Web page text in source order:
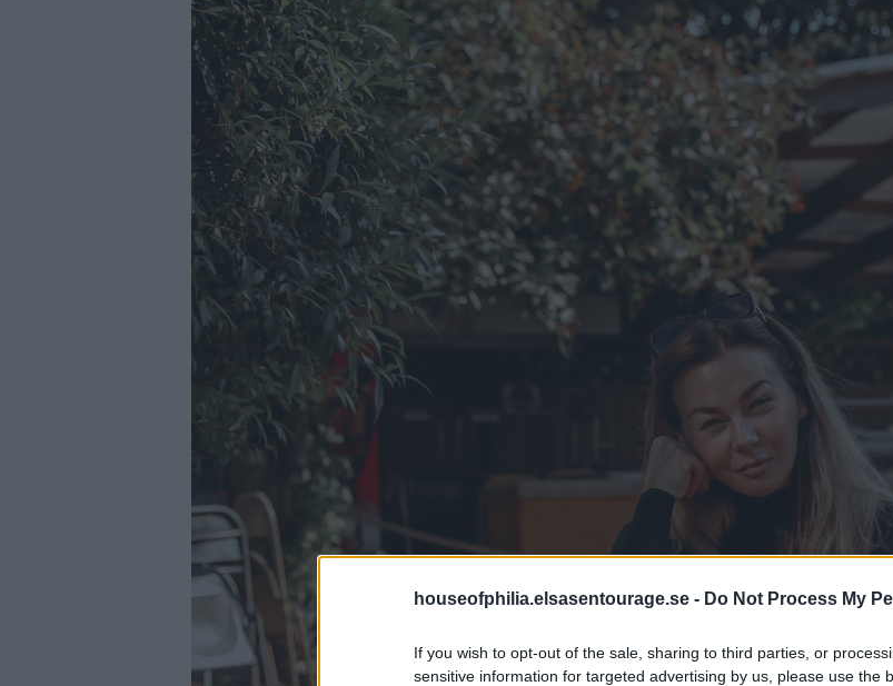
houseofphilia.elsasentourage.se - Do Not Process My
If you wish to opt-out of the sale, sharing to third parties, or
sensitive information for targeted advertising by us, please use the